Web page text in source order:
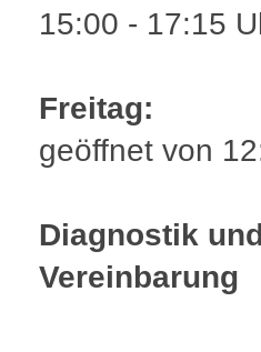
15:00 - 17:15
Freitag:
geöffnet von
Diagnostik
Vereinbarung